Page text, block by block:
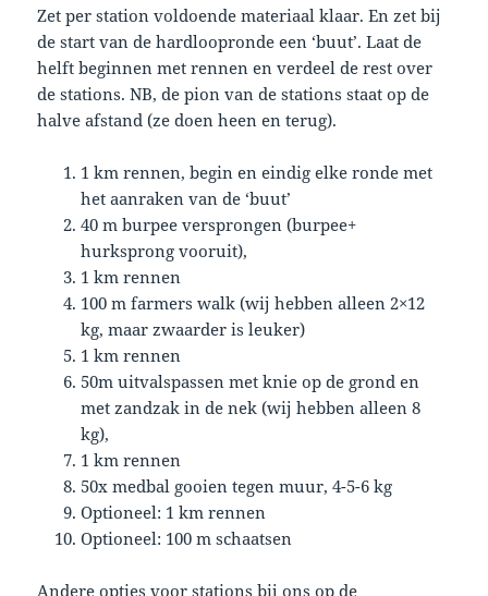
Zet per station voldoende materiaal klaar. En zet bij
de start van de hardloopronde een ‘buut’. Laat de
helft beginnen met rennen en verdeel de rest over
de stations. NB, de pion van de stations staat op de
halve afstand (ze doen heen en terug).
1 km rennen, begin en eindig elke ronde met
het aanraken van de ‘buut’
40 m burpee versprongen (burpee+
hurksprong vooruit),
1 km rennen
100 m farmers walk (wij hebben alleen 2×12
kg, maar zwaarder is leuker)
1 km rennen
50m uitvalspassen met knie op de grond en
met zandzak in de nek (wij hebben alleen 8
kg),
1 km rennen
50x medbal gooien tegen muur, 4-5-6 kg
Optioneel: 1 km rennen
Optioneel: 100 m schaatsen
Andere opties voor stations bij ons op de